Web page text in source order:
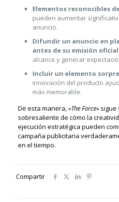
Elementos reconocibles
pueden aumentar
anuncio.
Difundir un anuncio en
antes de su emisión oficial
alcance y generar
Incluir un elemento
innovación del producto
más memorable.
De esta manera,«The Force»sigue
sobresaliente de cómo la
ejecución estratégica pueden
campaña publicitaria
en el tiempo.
Compartir